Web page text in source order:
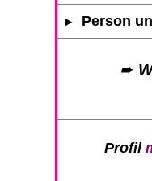
Person
➨
Profil